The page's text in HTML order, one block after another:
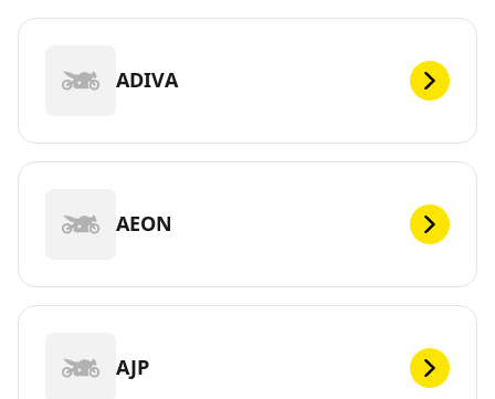
ADIVA
AEON
AJP